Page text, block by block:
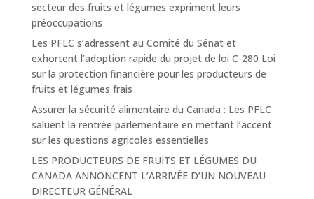
secteur des fruits et légumes expriment leurs
préoccupations
Les PFLC s’adressent au Comité du Sénat et
exhortent l’adoption rapide du projet de loi C-280 Loi
sur la protection financière pour les producteurs de
fruits et légumes frais
Assurer la sécurité alimentaire du Canada : Les PFLC
saluent la rentrée parlementaire en mettant l’accent
sur les questions agricoles essentielles
LES PRODUCTEURS DE FRUITS ET LÉGUMES DU
CANADA ANNONCENT L’ARRIVÉE D’UN NOUVEAU
DIRECTEUR GÉNÉRAL